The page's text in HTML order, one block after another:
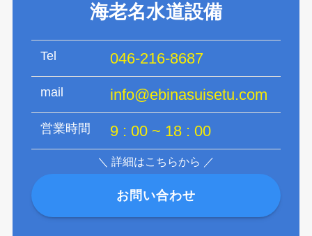
海老名水道設備
Tel 046-216-8687
mail info@ebinasuisetu.com
営業時間 9 : 00 ~ 18 : 00
＼ 詳細はこちらから ／
お問い合わせ